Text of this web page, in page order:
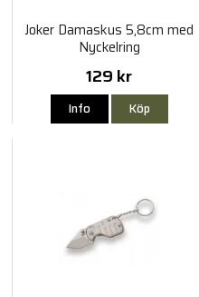
Joker Damaskus 5,8cm med
Nyckelring
129 kr
Info Köp